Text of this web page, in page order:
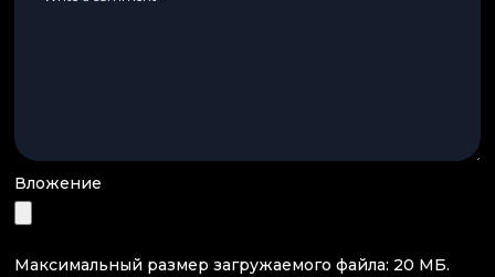
Вложение
Максимальный размер загружаемого файла: 20 МБ.